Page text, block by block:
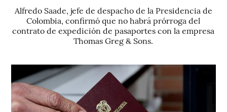
Alfredo Saade, jefe de despacho de la Presidencia de
Colombia, confirmó que no habrá prórroga del
contrato de expedición de pasaportes con la empresa
Thomas Greg & Sons.